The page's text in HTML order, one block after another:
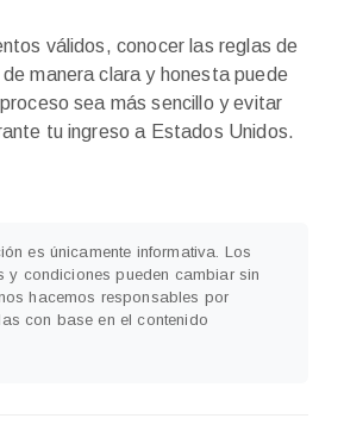
válidos, conocer las reglas de
manera clara y honesta puede
sea más sencillo y evitar
tu ingreso a Estados Unidos.
es únicamente informativa. Los
y condiciones pueden cambiar sin
hacemos responsables por
con base en el contenido